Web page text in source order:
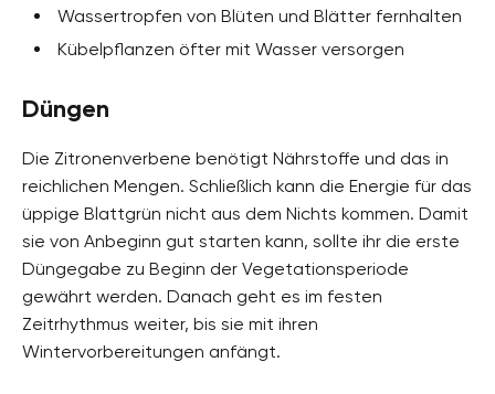
Wassertropfen von Blüten und Blätter fernhalten
Kübelpflanzen öfter mit Wasser versorgen
Düngen
Die Zitronenverbene benötigt Nährstoffe und das in
reichlichen Mengen. Schließlich kann die Energie für das
üppige Blattgrün nicht aus dem Nichts kommen. Damit
sie von Anbeginn gut starten kann, sollte ihr die erste
Düngegabe zu Beginn der Vegetationsperiode
gewährt werden. Danach geht es im festen
Zeitrhythmus weiter, bis sie mit ihren
Wintervorbereitungen anfängt.